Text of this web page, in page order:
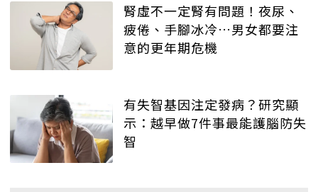
腎虛不一定腎有問題！夜尿、
疲倦、手腳冰冷…男女都要注
意的更年期危機
有失智基因注定發病？研究顯
示：越早做7件事最能護腦防失
智